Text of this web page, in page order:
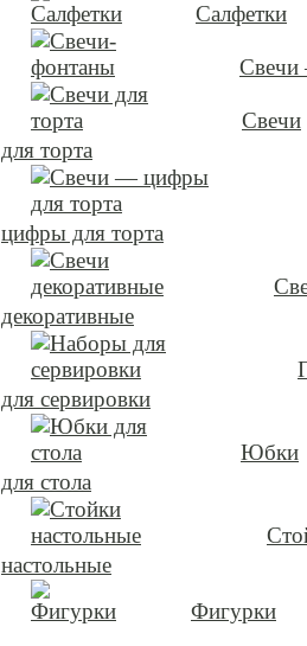
Салфетки
Свечи
Свечи
для торта
цифры для торта
декоративные
для сервировки
Юбки
для стола
настольные
Фигурки